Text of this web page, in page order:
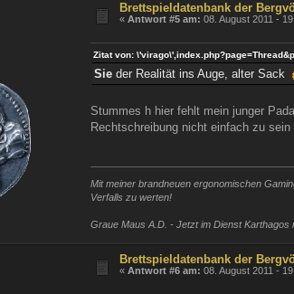
Brettspieldatenbank der
«Antwort #5 am: 08. August 2011 -
Zitat von:
Sieder Realität ins Auge, alter Sack
Stummes h hier fehlt mein junger
Rechtschreibung nicht einfach zu
Mit meiner brandneuen ergonomischen
Verfalls zu werten!
Graue Maus A.D. - Jetzt im Dienst Karthagos
Brettspieldatenbank der
«Antwort #6 am: 08. August 2011 -